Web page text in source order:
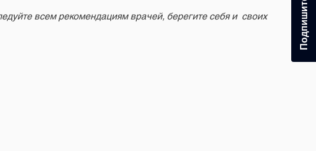
всем рекомендациям врачей, берегите себя и своих